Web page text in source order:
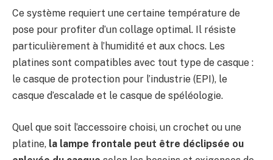
Ce système requiert une certaine température de
pose pour profiter d’un collage optimal. Il résiste
particulièrement à l’humidité et aux chocs. Les
platines sont compatibles avec tout type de casque :
le casque de protection pour l’industrie (EPI), le
casque d’escalade et le casque de spéléologie.
Quel que soit l’accessoire choisi, un crochet ou une
platine, la lampe frontale peut être déclipsée ou